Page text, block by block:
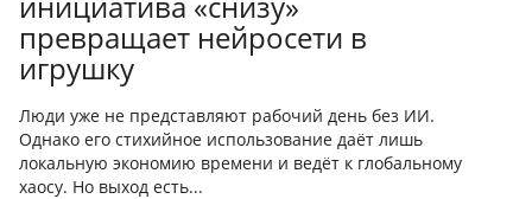
превращает нейросети в
игрушку
Люди уже не представляют рабочий день без ИИ.
Однако его стихийное использование даёт лишь
локальную экономию времени и ведёт к глобальному
хаосу. Но выход есть...